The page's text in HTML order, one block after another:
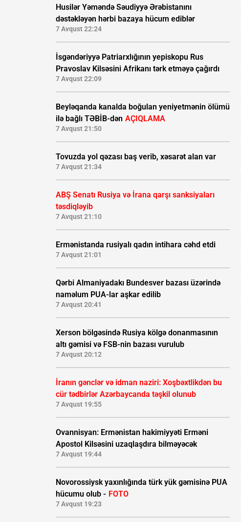
Husilər Yəməndə Səudiyyə Ərəbistanını
dəstəkləyən hərbi bazaya hücum ediblər
7 Avqust 22:24
İsgəndəriyyə Patriarxlığının yepiskopu Rus
Pravoslav Kilsəsini Afrikanı tərk etməyə çağırdı
7 Avqust 22:09
Beyləqanda kanalda boğulan yeniyetmənin ölümü
ilə bağlı TƏBİB-dən AÇIQLAMA
7 Avqust 21:50
Tovuzda yol qəzası baş verib, xəsarət alan var
7 Avqust 21:34
ABŞ Senatı Rusiya və İrana qarşı sanksiyaları
təsdiqləyib
7 Avqust 21:10
Ermənistanda rusiyalı qadın intihara cəhd etdi
7 Avqust 21:01
Qərbi Almaniyadakı Bundesver bazası üzərində
naməlum PUA-lar aşkar edilib
7 Avqust 20:41
Xerson bölgəsində Rusiya kölgə donanmasının
altı gəmisi və FSB-nin bazası vurulub
7 Avqust 20:12
İranın gənclər və idman naziri: Xoşbəxtlikdən bu
cür tədbirlər Azərbaycanda təşkil olunub
7 Avqust 19:55
Ovannisyan: Ermənistan hakimiyyəti Erməni
Apostol Kilsəsini uzaqlaşdıra bilməyəcək
7 Avqust 19:44
Novorossiysk yaxınlığında türk yük gəmisinə PUA
hücumu olub - FOTO
7 Avqust 19:23